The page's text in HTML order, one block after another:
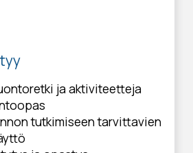
ja aktiviteetteja
tutkimiseen tarvittavien